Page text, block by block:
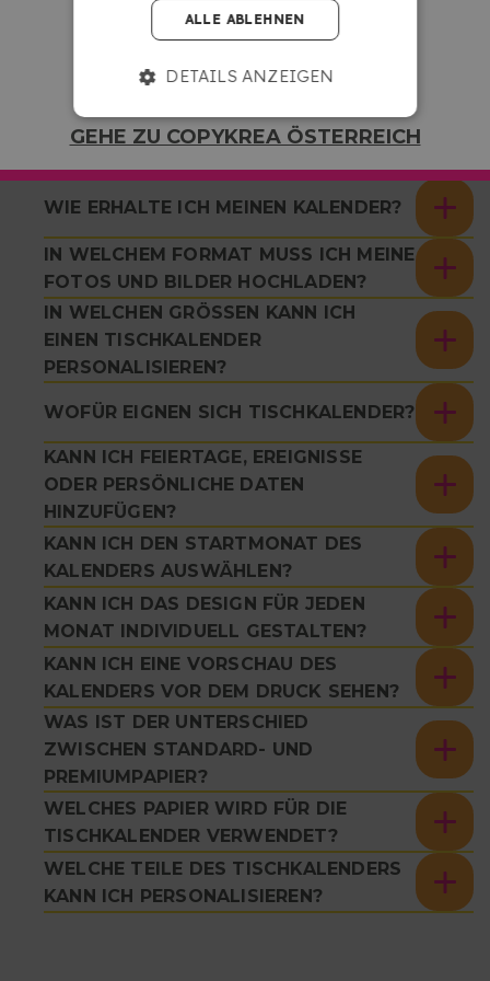
GEHE ZU COPYKREA ÖSTERREICH
SERVICE?
WANN ERHALTE ICH MEINE
WIE ERSTELLE ICH EINEN
WIE ERHALTE ICH MEINEN KALENDER?
IN WELCHEM FORMAT MUSS ICH MEINE
FOTOS UND BILDER HOCHLADEN?
IN WELCHEN GRÖSSEN KANN ICH E
INEN TISCHKALENDER P
ERSONALISIEREN?
WOFÜR EIGNEN SICH TISCHKALENDER?
KANN ICH FEIERTAGE, EREIGNISSE
ODER PERSÖNLICHE DATEN
HINZUFÜGEN?
KANN ICH DEN STARTMONAT DES
KALENDERS AUSWÄHLEN?
KANN ICH DAS DESIGN FÜR JEDEN
MONAT INDIVIDUELL GESTALTEN?
KANN ICH EINE VORSCHAU DES
KALENDERS VOR DEM DRUCK SEHEN?
WAS IST DER UNTERSCHIED
ZWISCHEN STANDARD- UND
PREMIUMPAPIER?
WELCHES PAPIER WIRD FÜR DIE
TISCHKALENDER VERWENDET?
WELCHE TEILE DES TISCHKALENDERS
KANN ICH PERSONALISIEREN?
ALLE ABLEHNEN
DETAILS ANZEIGEN